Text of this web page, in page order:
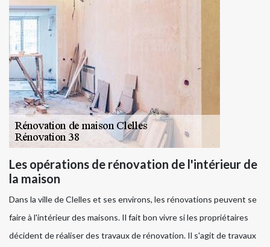
Les opérations de rénovation de l'intérieur de
la maison
Dans la ville de Clelles et ses environs, les rénovations peuvent se
faire à l'intérieur des maisons. Il fait bon vivre si les propriétaires
décident de réaliser des travaux de rénovation. Il s'agit de travaux